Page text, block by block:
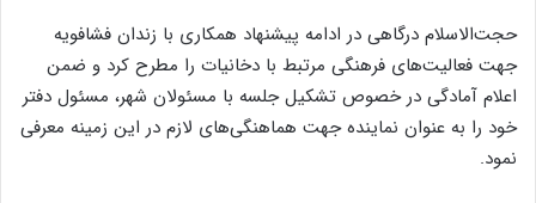
حجت‌الاسلام درگاهی در ادامه پیشنهاد همکاری با زندان فشافویه
جهت فعالیت‌های فرهنگی مرتبط با دخانیات را مطرح کرد و ضمن
اعلام آمادگی در خصوص تشکیل جلسه با مسئولان شهر، مسئول دفتر
خود را به عنوان نماینده جهت هماهنگی‌های لازم در این زمینه معرفی
نمود.